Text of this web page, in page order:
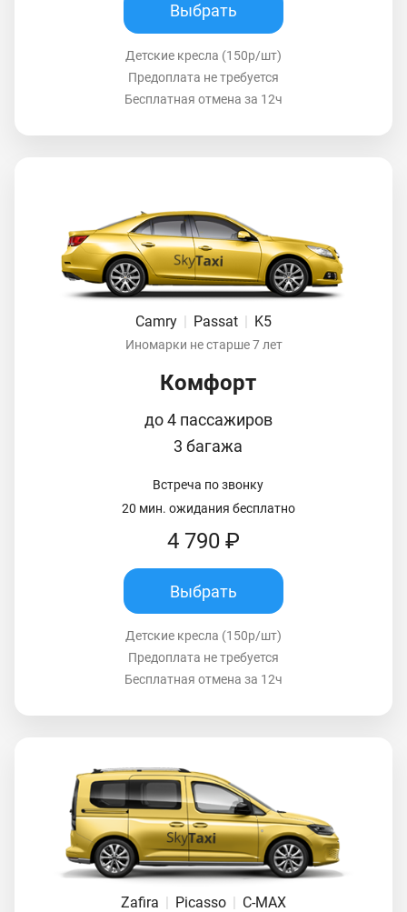
Выбрать
Детские кресла (150р/шт)
Предоплата не требуется
Бесплатная отмена за 12ч
Camry Passat K5
Иномарки не старше 7 лет
Комфорт
до 4 пассажиров
3 багажа
Встреча по звонку
20 мин. ожидания бесплатно
4 790 ₽
Выбрать
Детские кресла (150р/шт)
Предоплата не требуется
Бесплатная отмена за 12ч
Zafira | Picasso | C-MAX